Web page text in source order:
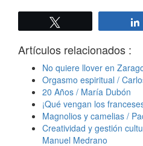
Artículos relacionados :
No quiere llover en
Orgasmo espiritual /
20 Años / María Dubón
¡Qué vengan los
Magnolios y camelias /
Creatividad y gestión
Manuel Medrano